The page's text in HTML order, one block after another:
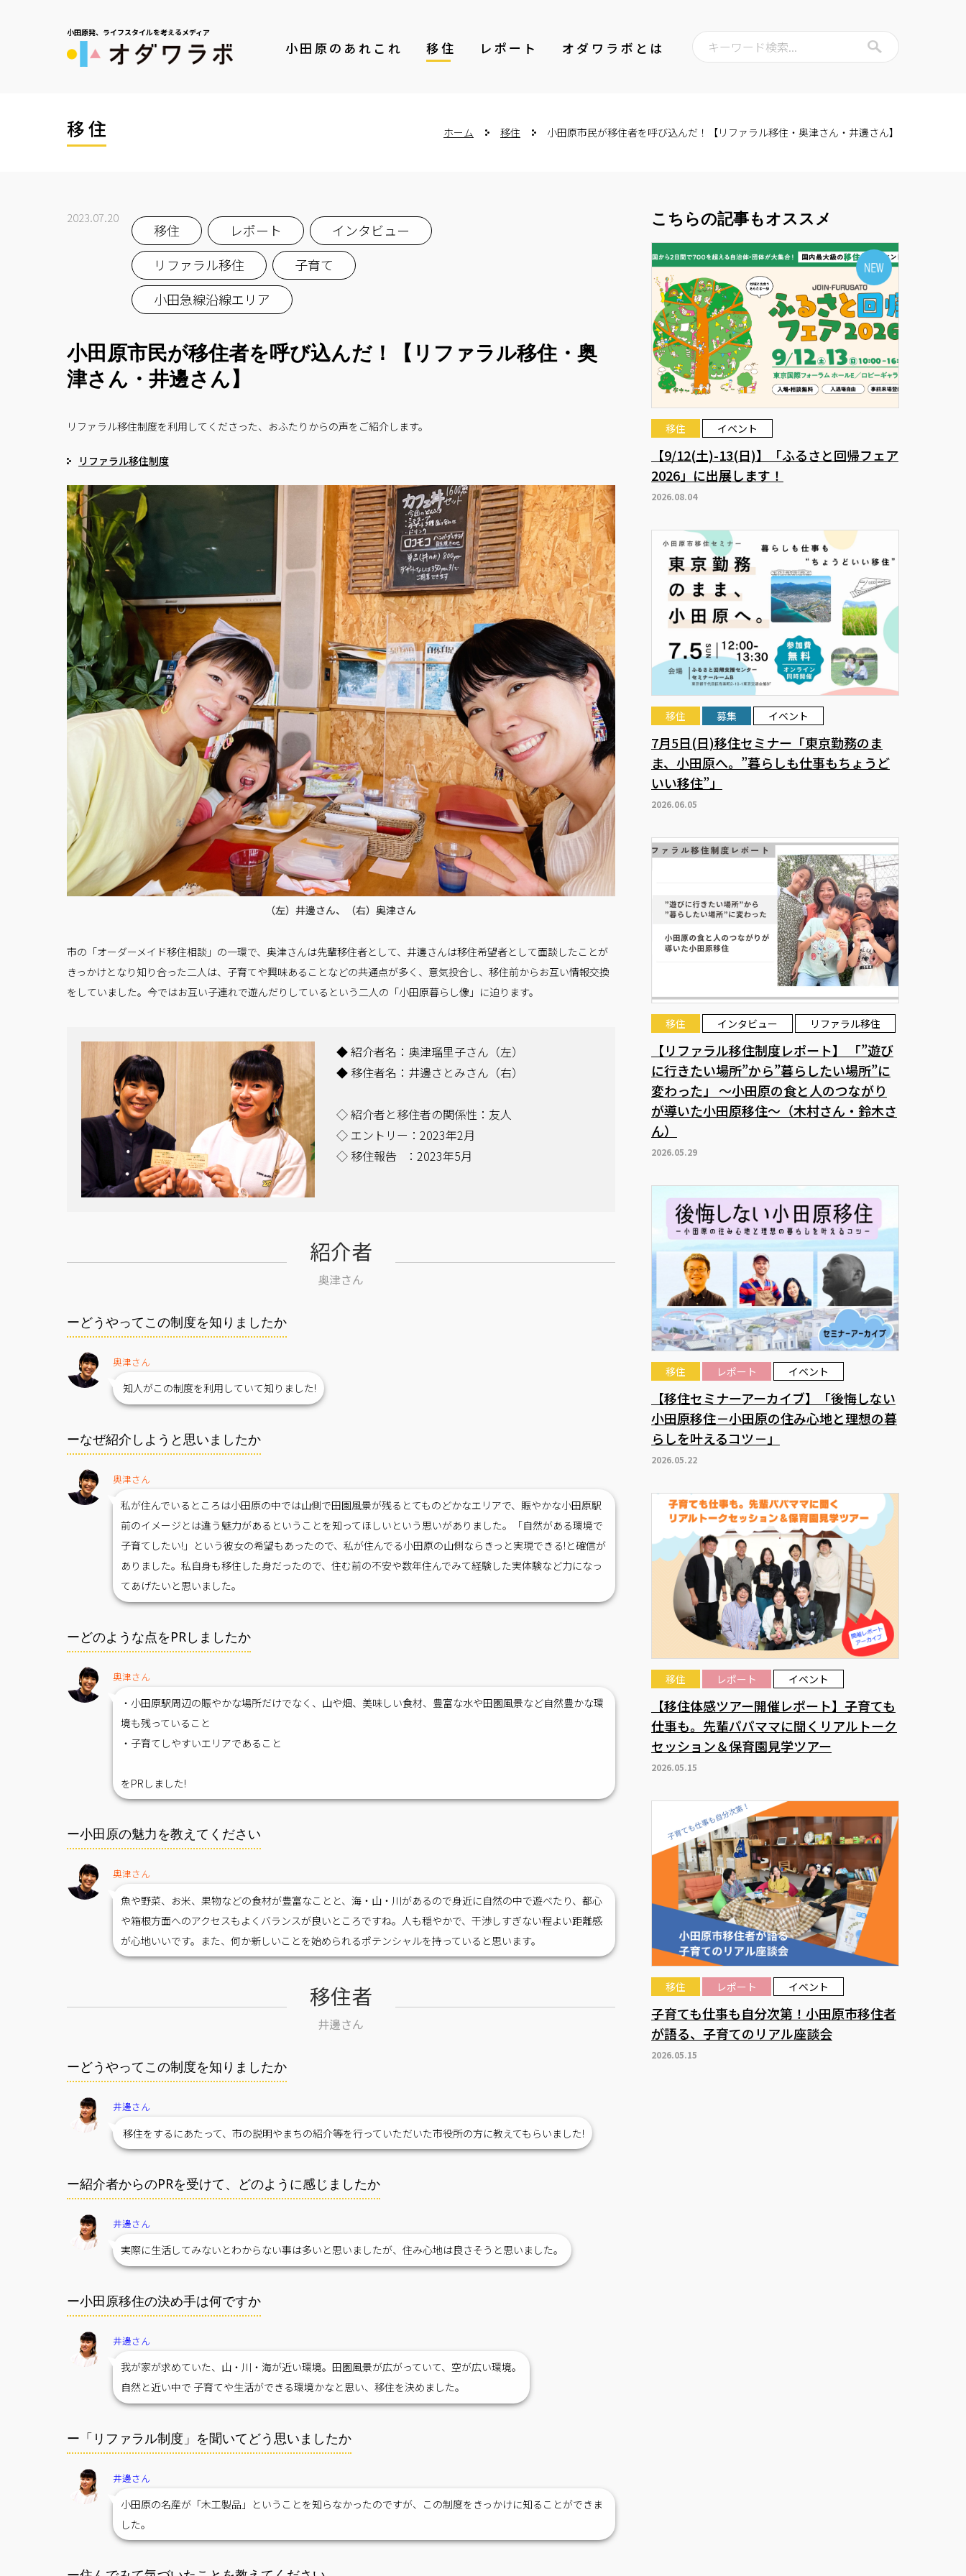
小田原発、ライフスタイルを考えるメディア
小田原のあれこれ 移住 レポート オダワラボとは キーワード検索...
移住 ホーム 移住 小田原市民が移住者を呼び込んだ！【リファラル移住・奥津さん・井邊さん】
2023.07.20
移住 レポート
インタビュー
リファラル移住
子育て
小田急線沿線エリア
小田原市民が移住者を呼び込んだ！【リファラル移住・奥
津さん・井邊さん】
リファラル移住制度を利用してくださった、おふたりからの声をご紹介します。
リファラル移住制度
（左）井邊さん、（右）奥津さん
市の「オーダーメイド移住相談」の一環で、奥津さんは先輩移住者として、井邊さんは移住希望者として面談したことが
きっかけとなり知り合った二人は、子育てや興味あることなどの共通点が多く、意気投合し、移住前からお互い情報交換
をしていました。今ではお互い子連れで遊んだりしているという二人の「小田原暮らし像」に迫ります。
◆ 紹介者名：奥津瑠里子さん（左）
◆ 移住者名：井邊さとみさん（右）
◇ 紹介者と移住者の関係性：友人
◇ エントリー：2023年2月
◇ 移住報告 ：2023年5月
紹介者
奥津さん
ーどうやってこの制度を知りましたか
奥津さん
知人がこの制度を利用していて知りました!
ーなぜ紹介しようと思いましたか
奥津さん
私が住んでいるところは小田原の中では山側で田園風景が残るとてものどかなエリアで、賑やかな小田原駅
前のイメージとは違う魅力があるということを知ってほしいという思いがありました。「自然がある環境で
子育てしたい!」という彼女の希望もあったので、私が住んでる小田原の山側ならきっと実現できる!と確信が
ありました。私自身も移住した身だったので、住む前の不安や数年住んでみて経験した実体験など力になっ
てあげたいと思いました。
ーどのような点をPRしましたか
奥津さん
・小田原駅周辺の賑やかな場所だけでなく、山や畑、美味しい食材、豊富な水や田園風景など自然豊かな環
境も残っていること
・子育てしやすいエリアであること
をPRしました!
ー小田原の魅力を教えてください
奥津さん
魚や野菜、お米、果物などの食材が豊富なことと、海・山・川があるので身近に自然の中で遊べたり、都心
や箱根方面へのアクセスもよくバランスが良いところですね。人も穏やかで、干渉しすぎない程よい距離感
が心地いいです。また、何か新しいことを始められるポテンシャルを持っていると思います。
移住者
井邊さん
ーどうやってこの制度を知りましたか
井邊さん
移住をするにあたって、市の説明やまちの紹介等を行っていただいた市役所の方に教えてもらいました!
ー紹介者からのPRを受けて、どのように感じましたか
井邊さん
実際に生活してみないとわからない事は多いと思いましたが、住み心地は良さそうと思いました。
ー小田原移住の決め手は何ですか
井邊さん
我が家が求めていた、山・川・海が近い環境。田園風景が広がっていて、空が広い環境。
自然と近い中で 子育てや生活ができる環境かなと思い、移住を決めました。
ー「リファラル制度」を聞いてどう思いましたか
井邊さん
小田原の名産が「木工製品」ということを知らなかったのですが、この制度をきっかけに知ることができま
した。
こちらの記事もオススメ
2026.08.04
移住 イベント
【9/12(土)-13(日)】「ふるさと回帰フェア
2026」に出展します！
2026.06.05
移住 募集 イベント
7月5日(日)移住セミナー「東京勤務のま
ま、小田原へ。”暮らしも仕事もちょうど
いい移住”」
2026.05.29
移住 インタビュー リファラル移住
【リファラル移住制度レポート】 「”遊び
に行きたい場所”から”暮らしたい場所”に
変わった」 ～小田原の食と人のつながり
が導いた小田原移住～（木村さん・鈴木さ
ん）
2026.05.22
移住 レポート イベント
【移住セミナーアーカイブ】「後悔しない
小田原移住－小田原の住み心地と理想の暮
らしを叶えるコツ－」
2026.05.15
移住 レポート イベント
【移住体感ツアー開催レポート】子育ても
仕事も。先輩パパママに聞くリアルトーク
セッション＆保育園見学ツアー
2026.05.15
移住 レポート イベント
子育ても仕事も自分次第！小田原市移住者
が語る、子育てのリアル座談会